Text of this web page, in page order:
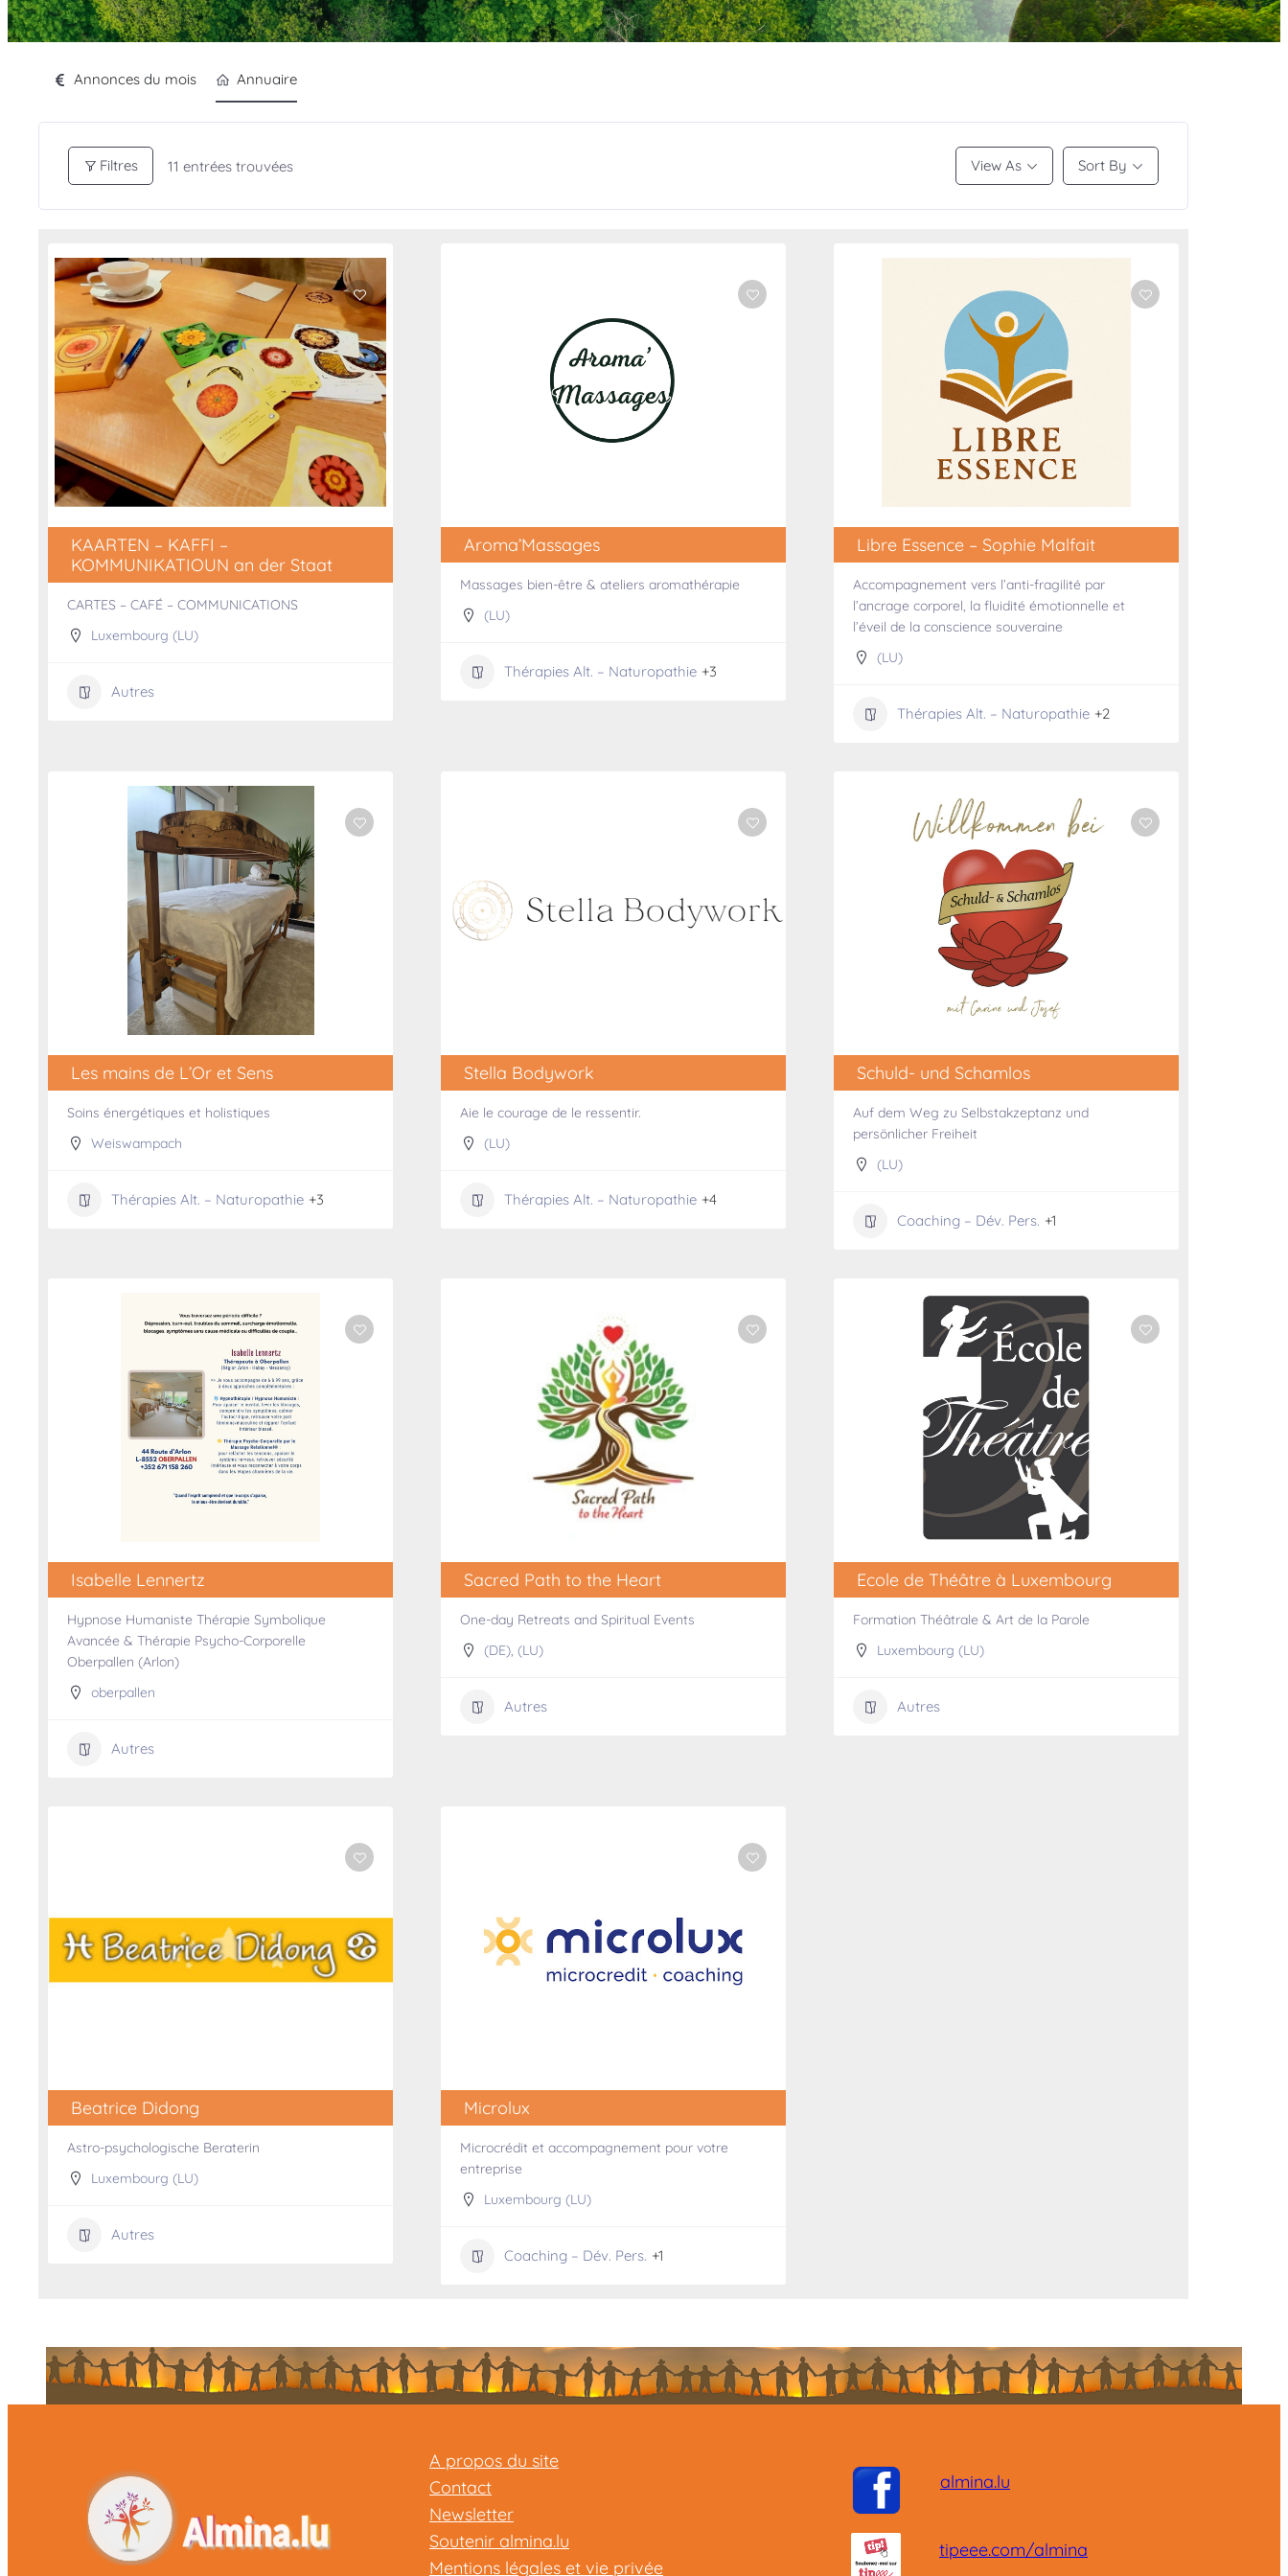
Annonces du mois Annuaire
Filtres 11 entrées trouvées View As Sort By
KAARTEN – KAFFI –
KOMMUNIKATIOUN an der Staat
CARTES – CAFÉ – COMMUNICATIONS
Luxembourg (LU)
Autres
Aroma’Massages
Massages bien-être & ateliers aromathérapie
(LU)
Thérapies Alt. – Naturopathie +3
Libre Essence – Sophie Malfait
Accompagnement vers l’anti-fragilité par
l’ancrage corporel, la fluidité émotionnelle et
l’éveil de la conscience souveraine
(LU)
Thérapies Alt. – Naturopathie +2
Les mains de L’Or et Sens
Soins énergétiques et holistiques
Weiswampach
Thérapies Alt. – Naturopathie +3
Stella Bodywork
Aie le courage de le ressentir.
(LU)
Thérapies Alt. – Naturopathie +4
Schuld- und Schamlos
Auf dem Weg zu Selbstakzeptanz und
persönlicher Freiheit
(LU)
Coaching – Dév. Pers. +1
Isabelle Lennertz
Hypnose Humaniste Thérapie Symbolique
Avancée & Thérapie Psycho-Corporelle
Oberpallen (Arlon)
oberpallen
Autres
Sacred Path to the Heart
One-day Retreats and Spiritual Events
(DE), (LU)
Autres
Ecole de Théâtre à Luxembourg
Formation Théâtrale & Art de la Parole
Luxembourg (LU)
Autres
Beatrice Didong
Astro-psychologische Beraterin
Luxembourg (LU)
Autres
Microlux
Microcrédit et accompagnement pour votre
entreprise
Luxembourg (LU)
Coaching – Dév. Pers. +1
A propos du site
Contact
Newsletter
Soutenir almina.lu
Mentions légales et vie privée
almina.lu
tipeee.com/almina